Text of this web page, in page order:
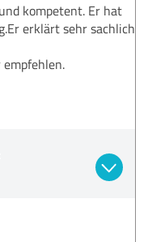
kompetent. Er hat
erklärt sehr sachlich